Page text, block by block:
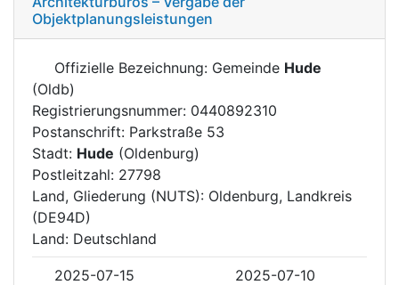
Objektplanungsleistungen
Offizielle Bezeichnung: Gemeinde Hude
(Oldb)
Registrierungsnummer: 0440892310
Postanschrift: Parkstraße 53
Stadt: Hude (Oldenburg)
Postleitzahl: 27798
Land, Gliederung (NUTS): Oldenburg, Landkreis
(DE94D)
Land: Deutschland
2025-07-15
2025-07-10